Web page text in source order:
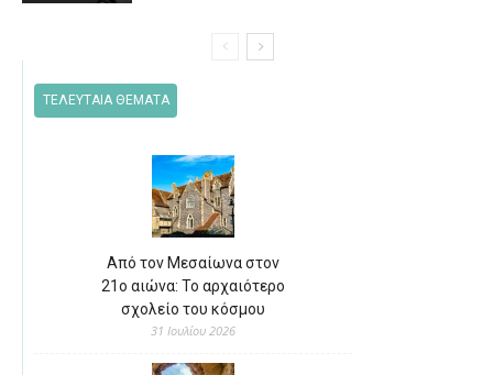
ΤΕΛΕΥΤΑΙΑ ΘΕΜΑΤΑ
Από τον Μεσαίωνα στον
21ο αιώνα: Το αρχαιότερο
σχολείο του κόσμου
31 Ιουλίου 2026